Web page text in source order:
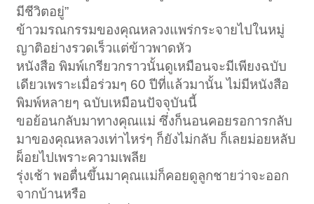
มีชีวิตอยู่”
ข้าวมรณกรรมของคุณหลวงแพร่กระจายไปในหมู่
ญาติอย่างรวดเร็วแต่ข้าวพาดหัว
หนังสือ พิมพ์เกรียวกราวนั้นดูเหมือนจะมีเพียงฉบับ
เดียวเพราะเมื่อร่วมๆ 60 ปีที่แล้วมานั้น ไม่มีหนังสือ
พิมพ์หลายๆ ฉบับเหมือนปัจจุบันนี้
ขอย้อนกลับมาทางคุณแม่ ซึ่งก็นอนคอยรอการกลับ
มาของคุณหลวงเท่าไหร่ๆ ก็ยังไม่กลับ ก็เลยม่อยหลับ
ผ็อยไปเพราะความเพลีย
รุ่งเช้า พอตื่นขึ้นมาคุณแม่ก็คอยดูลูกชายว่าจะออก
จากบ้านหรือ